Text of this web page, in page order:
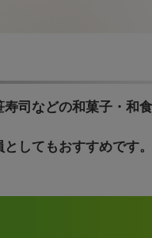
司などの和菓子・和
してもおすすめです。